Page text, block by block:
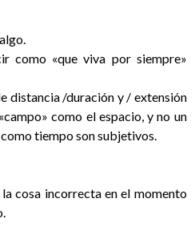
como «que viva por siempre»
distancia /duración y / extensión
como el espacio, y no un
tiempo son subjetivos.
cosa incorrecta en el momento